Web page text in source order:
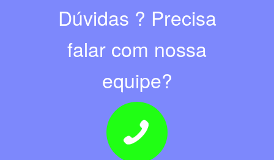
Dúvidas ? Precisa
falar com nossa
equipe?